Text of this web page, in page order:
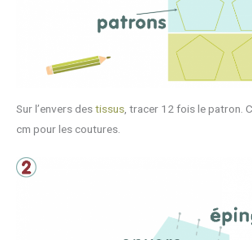
Sur l’envers destissus , tracer 12 fois le patron.
cm pour les coutures.